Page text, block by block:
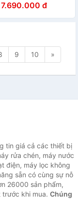
7.690.000 đ
9 10 »
tin giá cả các thiết bị
rửa chén, máy nước
điện, máy lọc không
sẵn có cùng sự nỗ
26000 sản phẩm,
trước khi mua. Chúng